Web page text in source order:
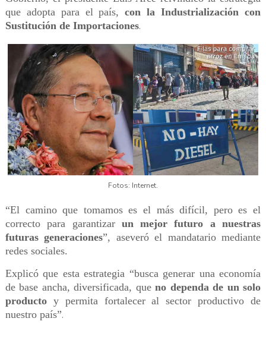
que adopta para el país,con la Industrialización con
Sustitución de Importaciones.
Fotos: Internet.
“El camino que tomamos es el más difícil, pero es el
correcto para garantizar un mejor futuro a nuestras
futuras generaciones”, aseveró el mandatario mediante
redes sociales.
Explicó que esta estrategia “busca generar una economía
de base ancha, diversificada, queno dependa de un solo
productoy permita fortalecer al sector productivo de
nuestro país”.